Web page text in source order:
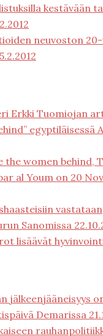
kestävään
neuvoston
Erkki Tuomiojan
egyptiläisessä
the women behind,
al Youm on 20
vastataan
Sanomissa
lisäävät
jälkeenjääneisyys
Demarissa